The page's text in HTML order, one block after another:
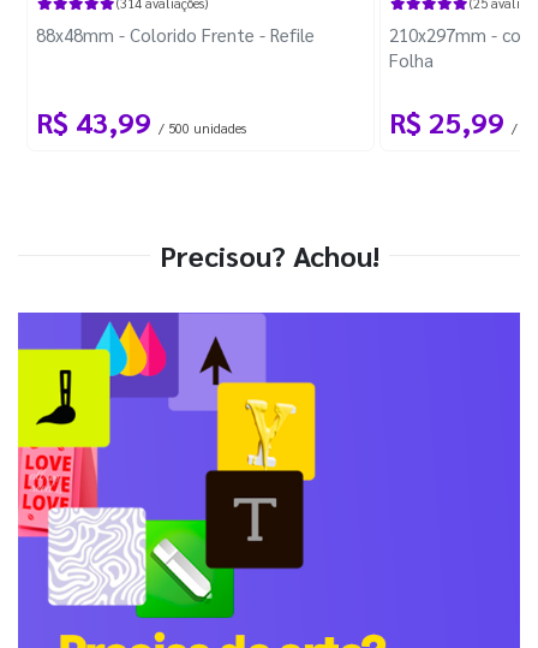
88x48mm - Colorido Frente - Refile
R$ 43,99 / 500 unidades
210x297mm -
Folha
R$ 25,99 / 1
Precisou? Achou!